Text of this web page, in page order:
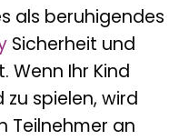
als beruhigendes
Sicherheit und
Wenn Ihr Kind
spielen, wird
Teilnehmer an